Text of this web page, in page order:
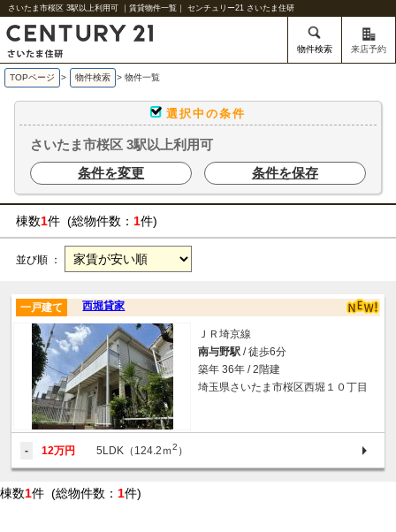
さいたま市桜区 3駅以上利用可 ｜賃貸物件一覧｜ センチュリー21 さいたま住研
物件検索 来店予約
TOPページ > 物件検索 > 物件一覧
選択中の条件
さいたま市桜区 3駅以上利用可
条件を変更
条件を保存
棟数1件 (総物件数： 1件)
並び順 ：
西堀貸家
一戸建て
ＪＲ埼京線
南与野駅 / 徒歩6分
築年 36年 / 2階建
埼玉県さいたま市桜区西堀１０丁目
- 12万円 5LDK（124.2ｍ2 ）
棟数1件 (総物件数： 1件)